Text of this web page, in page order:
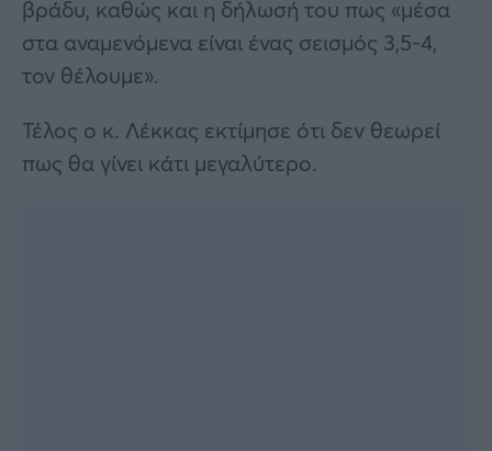
βράδυ, καθώς και η δήλωσή του πως «μέσα
στα αναμενόμενα είναι ένας σεισμός 3,5-4,
τον θέλουμε».
Τέλος ο κ. Λέκκας εκτίμησε ότι δεν θεωρεί
πως θα γίνει κάτι μεγαλύτερο.